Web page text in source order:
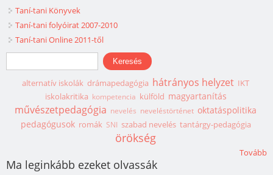
Taní-tani Könyvek
Taní-tani folyóirat 2007-2010
Taní-tani Online 2011-től
Keresés űrlap
Keresés
alternatív iskolák drámapedagógia hátrányos helyzet IKT
iskolakritika kompetencia külföld magyartanítás
művészetpedagógia nevelés neveléstörténet oktatáspolitika
pedagógusok romák SNI szabad nevelés tantárgy-pedagógia
örökség
Tovább
Ma leginkább ezeket olvassák